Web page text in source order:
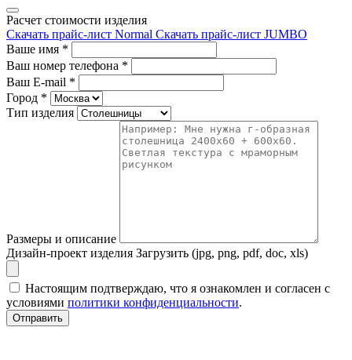
Расчет стоимости изделия
Скачать прайс-лист Normal Скачать прайс-лист JUMBO
Ваше имя *
Ваш номер телефона *
Ваш E-mail *
Город *
Тип изделия
Размеры и описание
Дизайн-проект изделия Загрузить (jpg, png, pdf, doc, xls)
Настоящим подтверждаю, что я ознакомлен и согласен с
условиями политики конфиденциальности.
Отправить